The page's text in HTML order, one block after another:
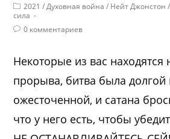
2021 / Духовная война / Нейт Джонстон /
сила
0 комментариев
Некоторые из вас находятся
прорыва, битва была долгой
ожесточенной, и сатана
что у него есть, чтобы